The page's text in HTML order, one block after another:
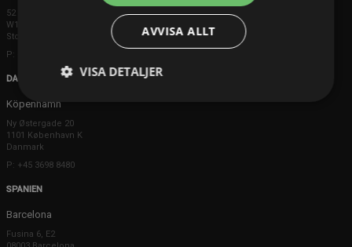
52 Brook Street
W1K 5DS London
Storbritannien
P: +44 203 608 8181
DANMARK
Köpenhamn
Ny Østergade 20
1101 København K
Danmark
P: +45 3698 8480
SPANIEN
Barcelona
Fusina 6, E2
AVVISA ALLT
VISA DETALJER